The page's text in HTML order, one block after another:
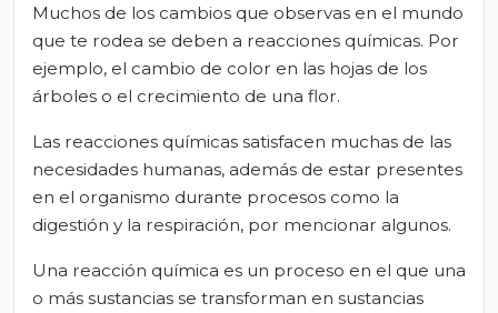
Muchos de los cambios que observas en el mundo
que te rodea se deben a reacciones químicas. Por
ejemplo, el cambio de color en las hojas de los
árboles o el crecimiento de una flor.
Las reacciones químicas satisfacen muchas de las
necesidades humanas, además de estar presentes
en el organismo durante procesos como la
digestión y la respiración, por mencionar algunos.
Una reacción química es un proceso en el que una
o más sustancias se transforman en sustancias